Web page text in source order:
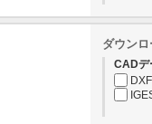
ダウンロ
CADデ